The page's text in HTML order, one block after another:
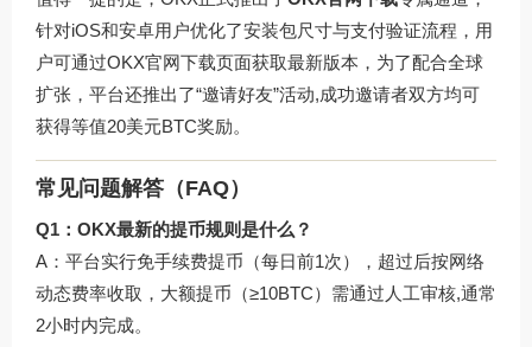
针对iOS和安卓用户优化了安装包尺寸与支付验证流程，用
户可通过OKX官网下载页面获取最新版本，为了配合全球
扩张，平台还推出了“邀请好友”活动,成功邀请者双方均可
获得等值20美元BTC奖励。
常见问题解答（FAQ）
Q1：OKX最新的提币规则是什么？
A：平台实行免手续费提币（每日前1次），超过后按网络
动态费率收取，大额提币（≥10BTC）需通过人工审核,通常
2小时内完成。